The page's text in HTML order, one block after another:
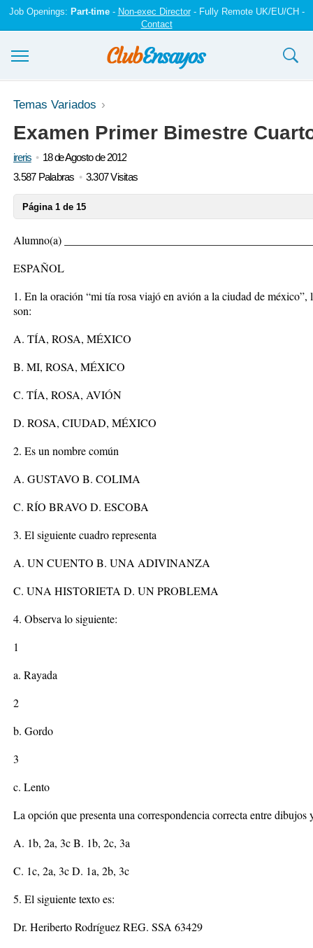
Job Openings: Part-time- Non-exec Director- Fully Remote UK/EU/CH -
Contact
Ensayos y trabajos
Registrarse
Iniciar sesión
Temas Variados
Examen Primer Bimestre
ireris
18 de Agosto de 2012
3.587 Palabras
3.307 Visitas
Página 1 de 15
Alumno(a)
ESPAÑOL
1. En la oración “mi tía rosa viajó en avión a la ciudad de méxico”,
son:
A. TÍA, ROSA, MÉXICO
B. MI, ROSA, MÉXICO
C. TÍA, ROSA, AVIÓN
D. ROSA, CIUDAD, MÉXICO
2. Es un nombre común
A. GUSTAVO B. COLIMA
C. RÍO BRAVO D. ESCOBA
3. El siguiente cuadro representa
A. UN CUENTO B. UNA ADIVINANZA
C. UNA HISTORIETA D. UN PROBLEMA
4. Observa lo siguiente:
1
a. Rayada
2
b. Gordo
3
c. Lento
La opción que presenta una correspondencia correcta entre dibujos
A. 1b, 2a, 3c B. 1b, 2c, 3a
C. 1c, 2a, 3c D. 1a, 2b, 3c
5. El siguiente texto es:
Dr. Heriberto Rodríguez REG. SSA 63429